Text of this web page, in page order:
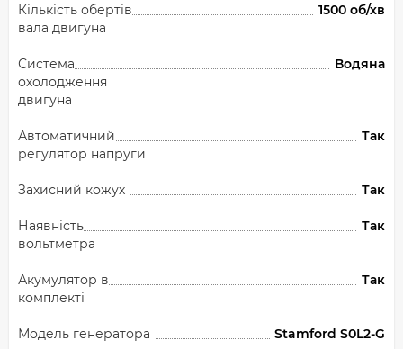
Кількість обертів
вала двигуна
1500 об/хв
Система
охолодження
двигуна
Водяна
Автоматичний
регулятор напруги
Так
Захисний кожух Так
Наявність
вольтметра
Так
Акумулятор в
комплекті
Так
Модель генератора Stamford S0L2-G